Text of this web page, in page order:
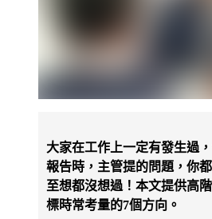
大家在工作上一定有發生過
報告時，主管提的問題，你
至想都沒想過！本文提供高
標時常考量的7個方向。